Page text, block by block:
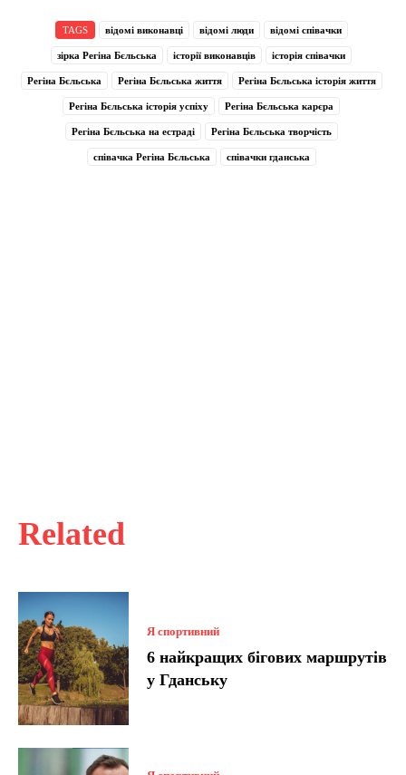
Related
Я спортивний
6 найкращих бігових маршрутів
у Гданську
TAGS відомі виконавці відомі люди відомі співачки
зірка Регіна Бєльська історії виконавців історія співачки
Регіна Бєльська Регіна Бєльська життя Регіна Бєльська історія життя
Регіна Бєльська історія успіху Регіна Бєльська карєра
Регіна Бєльська на естраді Регіна Бєльська творчість
співачка Регіна Бєльська співачки гданська